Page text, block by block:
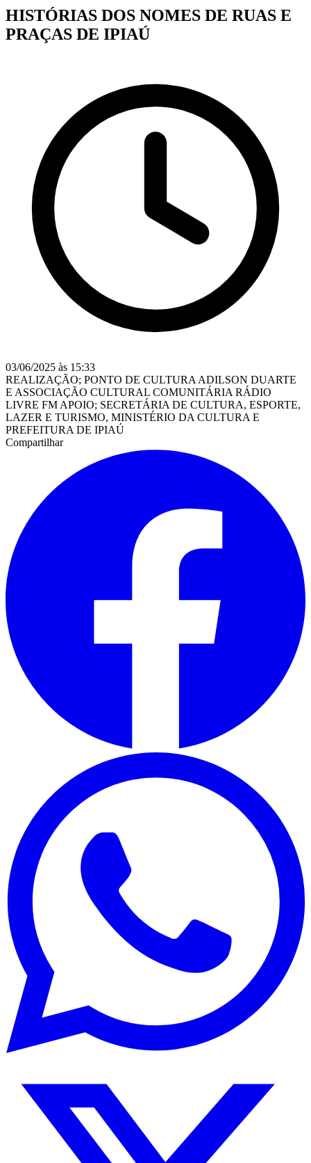
HISTÓRIAS DOS NOMES DE RUAS E
PRAÇAS DE IPIAÚ
03/06/2025 às 15:33
REALIZAÇÃO; PONTO DE CULTURA ADILSON DUARTE
E ASSOCIAÇÃO CULTURAL COMUNITÁRIA RÁDIO
LIVRE FM APOIO; SECRETÁRIA DE CULTURA, ESPORTE,
LAZER E TURISMO, MINISTÉRIO DA CULTURA E
PREFEITURA DE IPIAÚ
Compartilhar